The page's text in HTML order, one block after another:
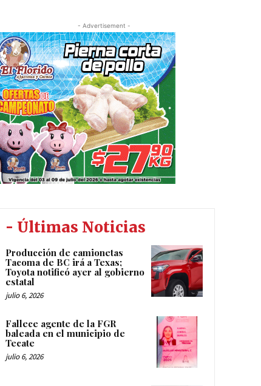
- Advertisement -
- Últimas Noticias
Producción de camionetas
Tacoma de BC irá a Texas;
Toyota notificó ayer al gobierno
estatal
julio 6, 2026
Fallece agente de la FGR
baleada en el municipio de
Tecate
julio 6, 2026